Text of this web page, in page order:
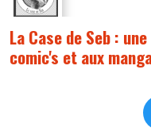
La Case de Seb :
comic's et aux